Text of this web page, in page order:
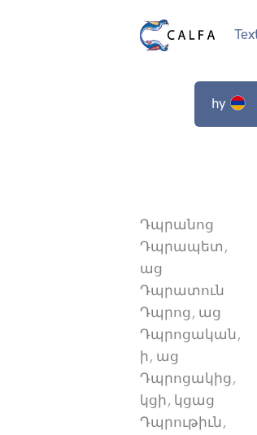
hy |
Դպրանոց
Դպրապետ,
աց
Դպրատուն
Դպրոց, աց
Դպրոցական,
ի, աց
Դպրոցակից,
կցի, կցաց
Դպրութիւն,